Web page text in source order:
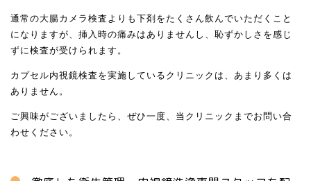
通常の大腸カメラ検査よりも下剤をたくさん飲んでいただくこと
になりますが、挿入時の痛みはありませんし、恥ずかしさを感じ
ずに検査が受けられます。
カプセル内視鏡検査を実施しているクリニックは、あまり多くは
ありません。
ご興味がございましたら、ぜひ一度、当クリニックまでお問い合
わせください。